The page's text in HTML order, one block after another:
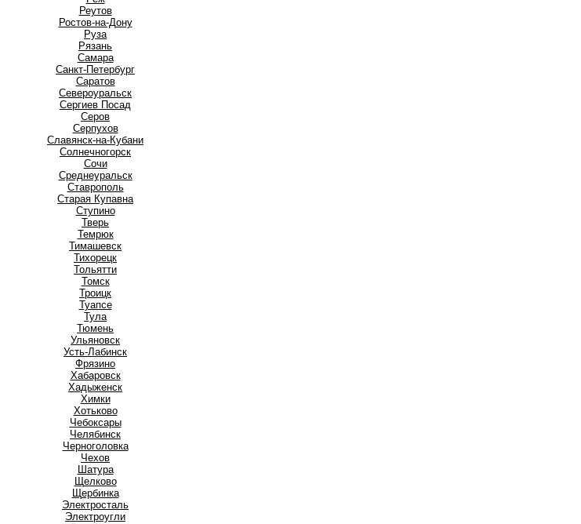
Реутов
Ростов-на-Дону
Руза
Рязань
Самара
Санкт-Петербург
Саратов
Североуральск
Сергиев Посад
Серов
Серпухов
Славянск-на-Кубани
Солнечногорск
Сочи
Среднеуральск
Ставрополь
Старая Купавна
Ступино
Тверь
Темрюк
Тимашевск
Тихорецк
Тольятти
Томск
Троицк
Туапсе
Тула
Тюмень
Ульяновск
Усть-Лабинск
Фрязино
Хабаровск
Хадыженск
Химки
Хотьково
Чебоксары
Челябинск
Черноголовка
Чехов
Шатура
Щелково
Щербинка
Электросталь
Электроугли